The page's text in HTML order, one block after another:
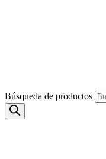
Búsqueda de productos